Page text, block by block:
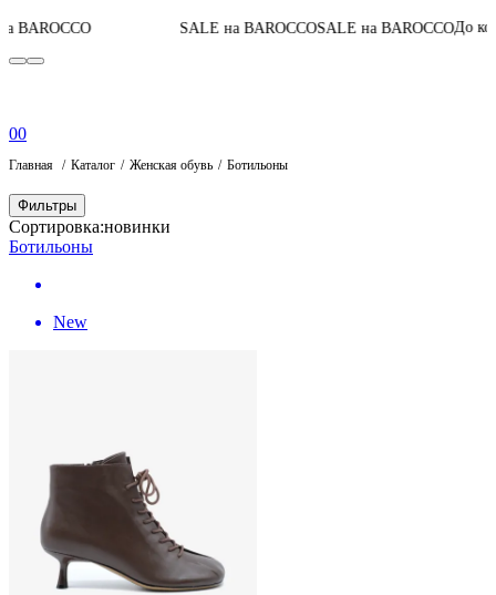
SALE на BAROCCOSALE на BAROCCOДо конца акции
00
Главная Каталог Женская обувь Ботильоны
Фильтры
Сортировка:новинки
Ботильоны
New